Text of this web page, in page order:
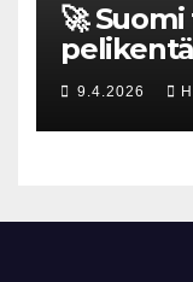
🚀
9.4.2026